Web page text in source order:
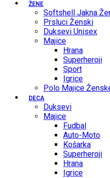
ŽENE
Softshell Jakna
Prsluci Ženski
Duksevi Unisex
Majice
Hrana
Superheroji
Sport
Igrice
Polo Majice
DECA
Duksevi
Majice
Fudbal
Auto-Moto
Košarka
Superheroji
Hrana
Igrice